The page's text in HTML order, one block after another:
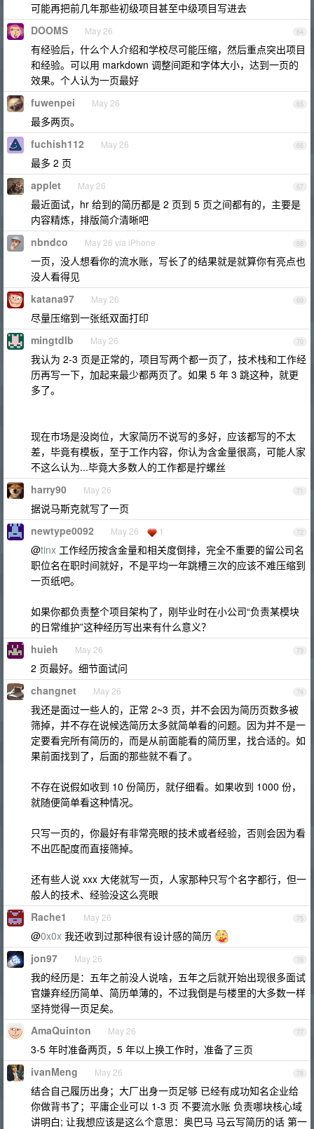
可能再把前几年那些初级项目甚至中级项目写进去
64
DOOMS May 26
有经验后，什么个人介绍和学校尽可能压缩，然后重点突出项目
和经验。可以用 markdown 调整间距和字体大小，达到一页的
效果。个人认为一页最好
65
fuwenpei May 26
最多两页。
66
fuchish112 May 26
最多 2 页
67
applet May 26
最近面试，hr 给到的简历都是 2 页到 5 页之间都有的，主要是
内容精炼，排版简介清晰吧
68
nbndco May 26 via iPhone
一页，没人想看你的流水账，写长了的结果就是就算你有亮点也
没人看得见
69
katana97 May 26
尽量压缩到一张纸双面打印
70
mingtdlb May 26
我认为 2-3 页是正常的，项目写两个都一页了，技术栈和工作经
历再写一下，加起来最少都两页了。如果 5 年 3 跳这种，就更
多了。
现在市场是没岗位，大家简历不说写的多好，应该都写的不太
差，毕竟有模板，至于工作内容，你认为含金量很高，可能人家
不这么认为...毕竟大多数人的工作都是拧螺丝
71
harry90 May 26
据说马斯克就写了一页
72
newtype0092 May 26 1
@tinx 工作经历按含金量和相关度倒排，完全不重要的留公司名
职位名在职时间就好，不是平均一年跳槽三次的应该不难压缩到
一页纸吧。
如果你都负责整个项目架构了，刚毕业时在小公司“负责某模块
的日常维护”这种经历写出来有什么意义？
73
huieh May 26
2 页最好。细节面试问
74
changnet May 26
我还是面过一些人的，正常 2~3 页，并不会因为简历页数多被
筛掉，并不存在说候选简历太多就简单看的问题。因为并不是一
定要看完所有简历的，而是从前面能看的简历里，找合适的。如
果前面找到了，后面的那些就不看了。
不存在说假如收到 10 份简历，就仔细看。如果收到 1000 份，
就随便简单看这种情况。
只写一页的，你最好有非常亮眼的技术或者经验，否则会因为看
不出匹配度而直接筛掉。
还有些人说 xxx 大佬就写一页，人家那种只写个名字都行，但一
般人的技术、经验没这么亮眼
75
Rache1 May 26
@0x0x 我还收到过那种很有设计感的简历
76
jon97 May 26
我的经历是：五年之前没人说啥，五年之后就开始出现很多面试
官嫌弃经历简单、简历单薄的，不过我倒是与楼里的大多数一样
坚持觉得一页足矣。
77
AmaQuinton May 26
3-5 年时准备两页，5 年以上换工作时，准备了三页
78
ivanMeng May 26
结合自己履历出身；大厂出身一页足够 已经有成功知名企业给
你做背书了；平庸企业可以 1-3 页 不要流水账 负责哪块核心域
讲明白; 让我想应该是这么个意思：奥巴马 马云写简历的话 第一